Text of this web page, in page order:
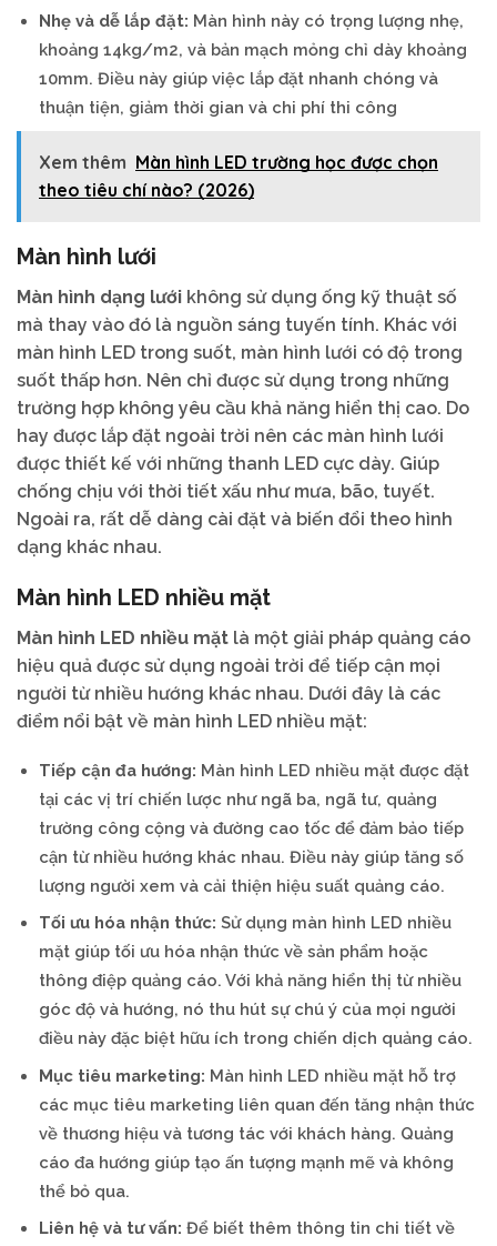
Nhẹ và dễ lắp đặt: Màn hình này có trọng lượng nhẹ,
khoảng 14kg/m2, và bản mạch mỏng chỉ dày khoảng
10mm. Điều này giúp việc lắp đặt nhanh chóng và
thuận tiện, giảm thời gian và chi phí thi công
Xem thêm Màn hình LED trường học được chọn
theo tiêu chí nào? (2026)
Màn hình lưới
Màn hình dạng lưới không sử dụng ống kỹ thuật số
mà thay vào đó là nguồn sáng tuyến tính. Khác với
màn hình LED trong suốt, màn hình lưới có độ trong
suốt thấp hơn. Nên chỉ được sử dụng trong những
trường hợp không yêu cầu khả năng hiển thị cao. Do
hay được lắp đặt ngoài trời nên các màn hình lưới
được thiết kế với những thanh LED cực dày. Giúp
chống chịu với thời tiết xấu như mưa, bão, tuyết.
Ngoài ra, rất dễ dàng cài đặt và biến đổi theo hình
dạng khác nhau.
Màn hình LED nhiều mặt
Màn hình LED nhiều mặt là một giải pháp quảng cáo
hiệu quả được sử dụng ngoài trời để tiếp cận mọi
người từ nhiều hướng khác nhau. Dưới đây là các
điểm nổi bật về màn hình LED nhiều mặt:
Tiếp cận đa hướng: Màn hình LED nhiều mặt được đặt
tại các vị trí chiến lược như ngã ba, ngã tư, quảng
trường công cộng và đường cao tốc để đảm bảo tiếp
cận từ nhiều hướng khác nhau. Điều này giúp tăng số
lượng người xem và cải thiện hiệu suất quảng cáo.
Tối ưu hóa nhận thức: Sử dụng màn hình LED nhiều
mặt giúp tối ưu hóa nhận thức về sản phẩm hoặc
thông điệp quảng cáo. Với khả năng hiển thị từ nhiều
góc độ và hướng, nó thu hút sự chú ý của mọi người
điều này đặc biệt hữu ích trong chiến dịch quảng cáo.
Mục tiêu marketing: Màn hình LED nhiều mặt hỗ trợ
các mục tiêu marketing liên quan đến tăng nhận thức
về thương hiệu và tương tác với khách hàng. Quảng
cáo đa hướng giúp tạo ấn tượng mạnh mẽ và không
thể bỏ qua.
Liên hệ và tư vấn: Để biết thêm thông tin chi tiết về